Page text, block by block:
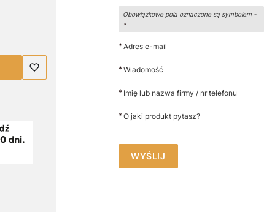
Obowiązkowe pola oznaczone są symbolem -
*
*Adres e-mail
*Wiadomość
* Imię lub nazwa firmy / nr telefonu
*O jaki produkt pytasz?
WYŚLIJ